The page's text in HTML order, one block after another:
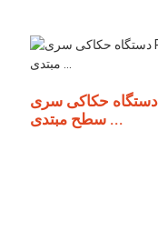
دستگاه حکاکی سری R
سطح مبتدی ...